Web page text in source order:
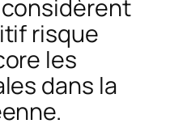
risque
les
dans la